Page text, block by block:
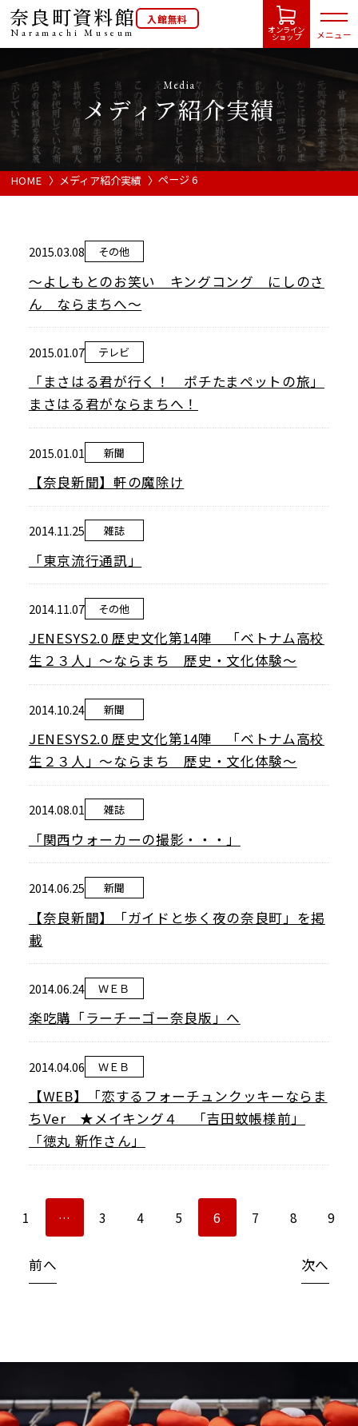
奈良町資料館
NaramachiMuseum
入館無料
オンライン
ショップ メニュー
HOME
開館カレンダー
ご利用案内
当館について
当館について
メディア実績
活動実績
お知らせ
ブログ
オンラインショップ
Media
メディア紹介実績
HOME メディア紹介実績 ページ 6
2015.03.08 その他
～よしもとのお笑い キングコング にしのさ
ん ならまちへ～
2015.01.07 テレビ
「まさはる君が行く！ ポチたまペットの旅」
まさはる君がならまちへ！
2015.01.01 新聞
【奈良新聞】軒の魔除け
2014.11.25 雑誌
「東京流行通訊」
2014.11.07 その他
JENESYS2.0 歴史文化第14陣 「ベトナム高校
生２３人」～ならまち 歴史・文化体験～
2014.10.24 新聞
JENESYS2.0 歴史文化第14陣 「ベトナム高校
生２３人」～ならまち 歴史・文化体験～
2014.08.01 雑誌
「関西ウォーカーの撮影・・・」
2014.06.25 新聞
【奈良新聞】「ガイドと歩く夜の奈良町」を掲
載
2014.06.24 ＷＥＢ
楽吃購「ラーチーゴー奈良版」へ
2014.04.06 ＷＥＢ
【WEB】「恋するフォーチュンクッキーならま
ちVer ★メイキング４ 「吉田蚊帳様前」
「徳丸 新作さん」
前へ
1 … 3 4 5 6 7 8 9
次へ